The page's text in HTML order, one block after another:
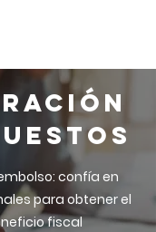
confía en
para obtener el
fiscal